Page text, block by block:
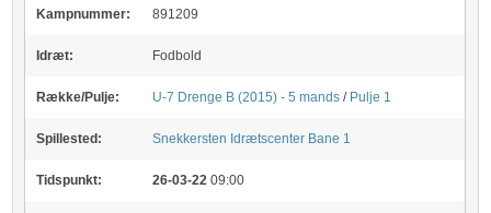
Kampnummer: 891209
Idræt: Fodbold
Række/Pulje: U-7 Drenge B (2015) - 5 mands/ Pulje 1
Spillested: Snekkersten Idrætscenter Bane 1
Tidspunkt: 26-03-2209:00